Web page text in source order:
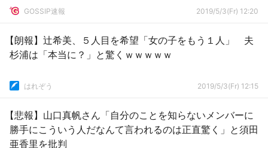
GOSSIP速報 2019/5/3(Fr) 12:20
【朗報】辻希美、５人目を希望「女の子をもう１人」 夫
杉浦は「本当に？」と驚くｗｗｗｗｗ
はれぞう 2019/5/3(Fr) 12:15
【悲報】山口真帆さん「自分のことを知らないメンバーに
勝手にこういう人だなんて言われるのは正直驚く」と須田
亜香里を批判